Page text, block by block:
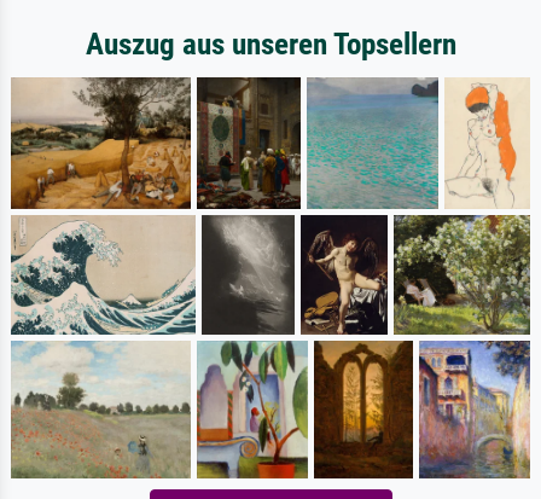
Auszug aus unseren Topsellern